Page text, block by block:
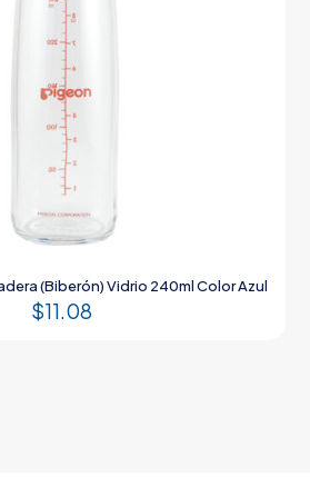
(Biberón) Vidrio 240ml Color Azul
$11.08